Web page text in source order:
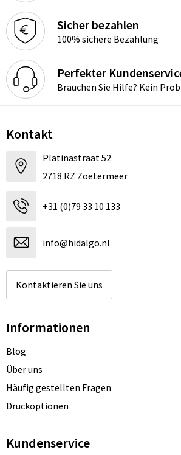
Sicher bezahlen
100% sichere Bezahlung
Perfekter
Brauchen Sie Hilfe? Kein
Kontakt
Platinastraat 52
2718 RZ Zoetermeer
+31 (0)79 33 10 133
info@hidalgo.nl
Kontaktieren Sie uns
Informationen
Blog
Über uns
Häufig gestellten Fragen
Druckoptionen
Kundenservice